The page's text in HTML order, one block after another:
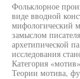
Фольклорное
виде вводной
мифологический
замыслом
архетипической
исследования
Категория
Теории мотива,